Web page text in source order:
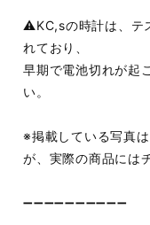
⚠️KC,sの時計は、テ
れており、
早期で電池切れが起
い。
※掲載している写真
が、実際の商品には
➖➖➖➖➖➖➖➖➖➖